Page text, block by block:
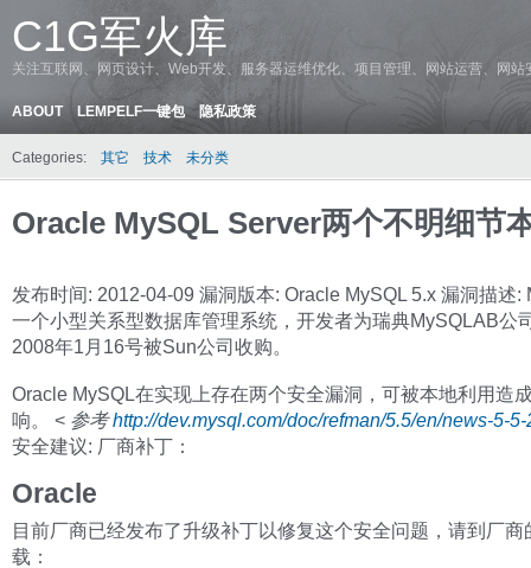
C1G军火库
关注互联网、网页设计、Web开发、服务器运维优化、项目管理、网站运营、网
ABOUT LEMPELF一键包 隐私政策
Categories: 其它 技术 未分类
Oracle MySQL Server两个不明细节
发布时间: 2012-04-09 漏洞版本: Oracle MySQL 5.x 漏洞描述:
一个小型关系型数据库管理系统，开发者为瑞典MySQLAB公
2008年1月16号被Sun公司收购。
Oracle MySQL在实现上存在两个安全漏洞，可被本地利用造
响。 < 参考http://dev.mysql.com/doc/refman/5.5/en/news-5-
安全建议: 厂商补丁：
Oracle
目前厂商已经发布了升级补丁以修复这个安全问题，请到厂商
载：